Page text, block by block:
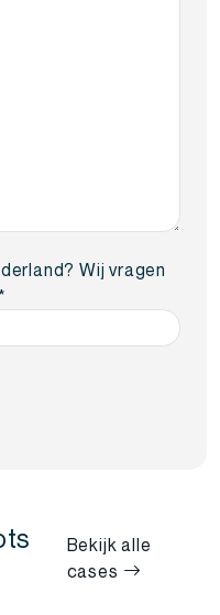
Wij vragen
*
Bekijk alle
cases